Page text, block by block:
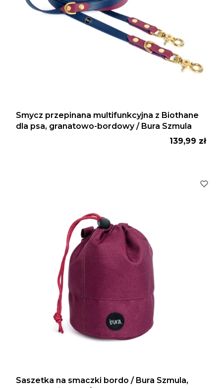
Smycz przepinana multifunkcyjna z Biothane
dla psa, granatowo-bordowy / Bura Szmula
Cena
139,99 zł
Saszetka na smaczki bordo / Bura Szmula,